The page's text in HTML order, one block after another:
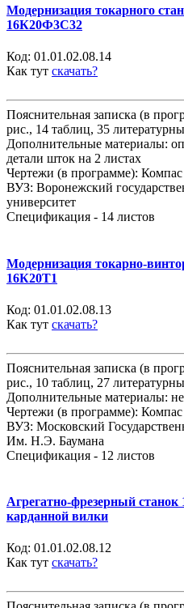
Модернизация токарного
16К20Ф3С32
Код: 01.01.02.08.14
Как тут скачать?
Пояснительная записка (в
рис., 14 таблиц, 35
Дополнительные материалы:
детали шток на 2 листах
Чертежи (в программе): Компас
ВУЗ: Воронежский
университет
Спецификация - 14 листов
Модернизация токарно-
16К20Т1
Код: 01.01.02.08.13
Как тут скачать?
Пояснительная записка (в
рис., 10 таблиц, 27
Дополнительные материалы:
Чертежи (в программе): Компас
ВУЗ: Московский
Им. Н.Э. Баумана
Спецификация - 12 листов
Агрегатно-фрезерный
карданной вилки
Код: 01.01.02.08.12
Как тут скачать?